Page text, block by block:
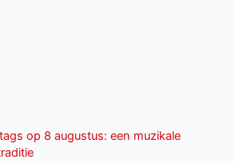
op 8 augustus: een muzikale